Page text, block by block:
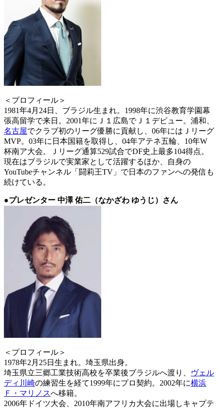
＜プロフィール＞
1981年4月24日、ブラジル生まれ。1998年に渋谷教育学園幕
張高留学で来日。2001年にＪ１広島でＪ１デビュー。浦和、
名古屋でクラブ初のリーグ優勝に貢献し、06年にはＪリーグ
MVP。03年に日本国籍を取得し、04年アテネ五輪、10年W
杯南ア大会。Ｊリーグ通算529試合でDF史上最多104得点。
現在はブラジルで実業家として活躍するほか、自身の
YouTubeチャンネル「闘莉王TV」で日本のファンへの発信も
続けている。
●プレゼンター 中澤 佑二（なかざわ ゆうじ）さん
＜プロフィール＞
1978年2月25日生まれ。埼玉県出身。
埼玉県立三郷工業技術高校を卒業後ブラジルへ渡り、
ヴェル
ディ川崎の練習生を経て1999年にプロ契約。2002年に横浜
Ｆ・マリノスへ移籍。
2006年ドイツ大会、2010年南アフリカ大会に出場しキャプテ